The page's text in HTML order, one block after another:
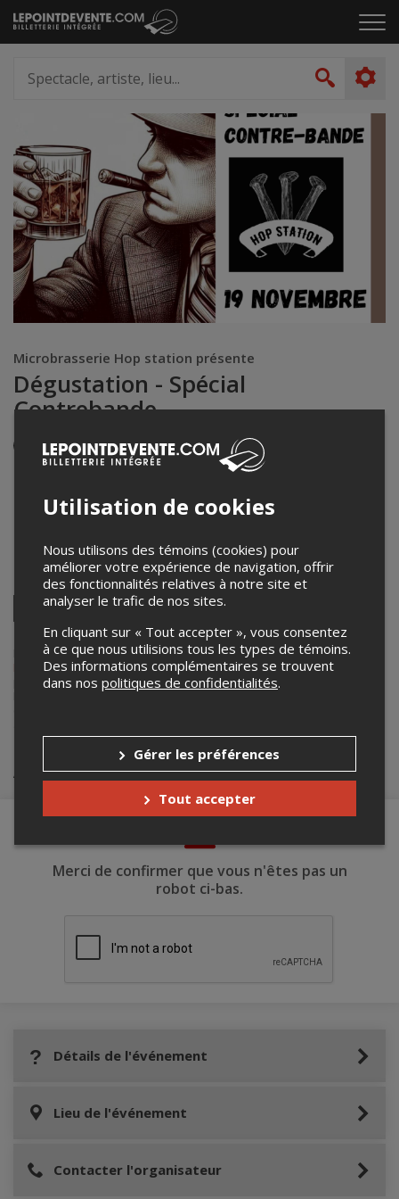
Passer
au
le
artiste,
lieu...
Microbrasserie Hop station présente
Dégustation - Spécial
Contrebande
Événement en personne
19 novembre 2025
Microbrasserie Hop Station
Partagez cet événement
Facebook
Twitter
Linkedin PinterestEnvoyer
par
courriel
Lepointdevente.com agit à titre de mandataire pour Microbrasserie
Hop stationdans le cadre de l’affichage en ligne et la vente de billets
pour ses événements.
Pour plus d’information à propos de cet événement, veuillez
Achat de billets
Merci de confirmer que vous n'êtes pas un
robot ci-bas.
Détails de l'événement
Lieu de l'événement
Contacter l'organisateur
Utilisation de cookies
Nous utilisons des témoins (cookies) pour
améliorer votre expérience de navigation, offrir
des fonctionnalités relatives à notre site et
analyser le trafic de nos sites.
En cliquant sur « Tout accepter », vous consentez
à ce que nous utilisions tous les types de témoins.
Des informations complémentaires se trouvent
dans nos politiques de confidentialités.
Gérer les préférences
Tout accepter